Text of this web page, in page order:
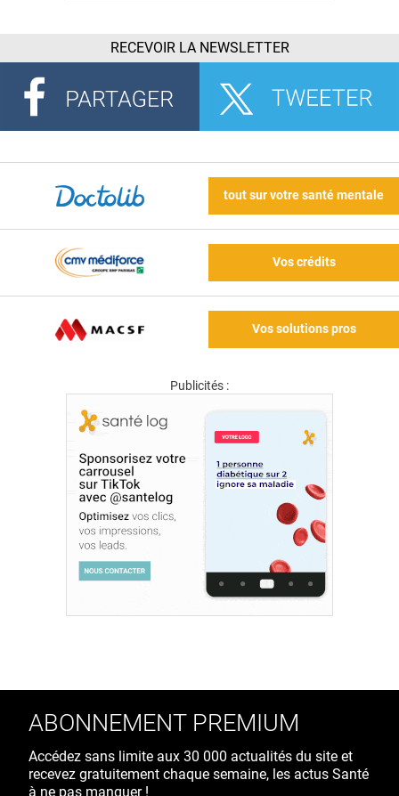
RECEVOIR LA NEWSLETTER
tout sur votre santé mentale
Vos crédits
Vos solutions pros
Publicités :
ABONNEMENT PREMIUM
Accédez sans limite aux 30 000 actualités du site et
recevez gratuitement chaque semaine, les actus Santé
à ne pas manquer !